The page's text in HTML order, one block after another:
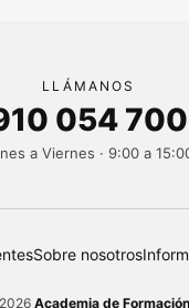
LLÁMANOS
054 700
a Viernes · 9:00 a
Sobre nosotros
Academia de